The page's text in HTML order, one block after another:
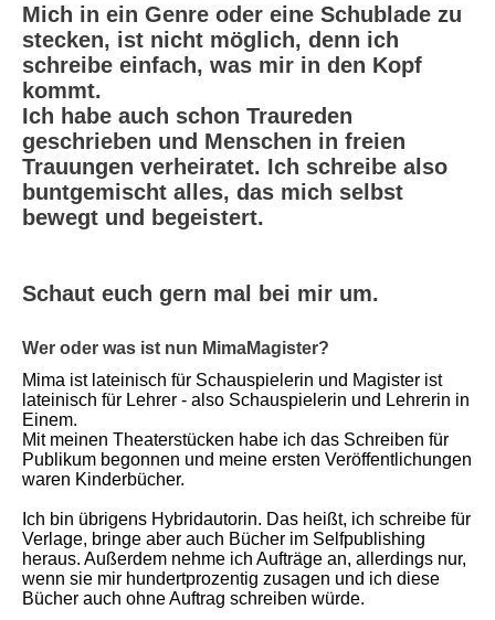
Mich in ein Genre oder eine Schublade zu
stecken, ist nicht möglich, denn ich
schreibe einfach, was mir in den Kopf
kommt.
Ich habe auch schon Traureden
geschrieben und Menschen in freien
Trauungen verheiratet. Ich schreibe also
buntgemischt alles, das mich selbst
bewegt und begeistert.
Schaut euch gern mal bei mir um.
Wer oder was ist nun MimaMagister?
Mima ist lateinisch für Schauspielerin und Magister ist
lateinisch für Lehrer - also Schauspielerin und Lehrerin in
Einem.
Mit meinen Theaterstücken habe ich das Schreiben für
Publikum begonnen und meine ersten Veröffentlichungen
waren Kinderbücher.
Ich bin übrigens Hybridautorin. Das heißt, ich schreibe für
Verlage, bringe aber auch Bücher im Selfpublishing
heraus. Außerdem nehme ich Aufträge an, allerdings nur,
wenn sie mir hundertprozentig zusagen und ich diese
Bücher auch ohne Auftrag schreiben würde.